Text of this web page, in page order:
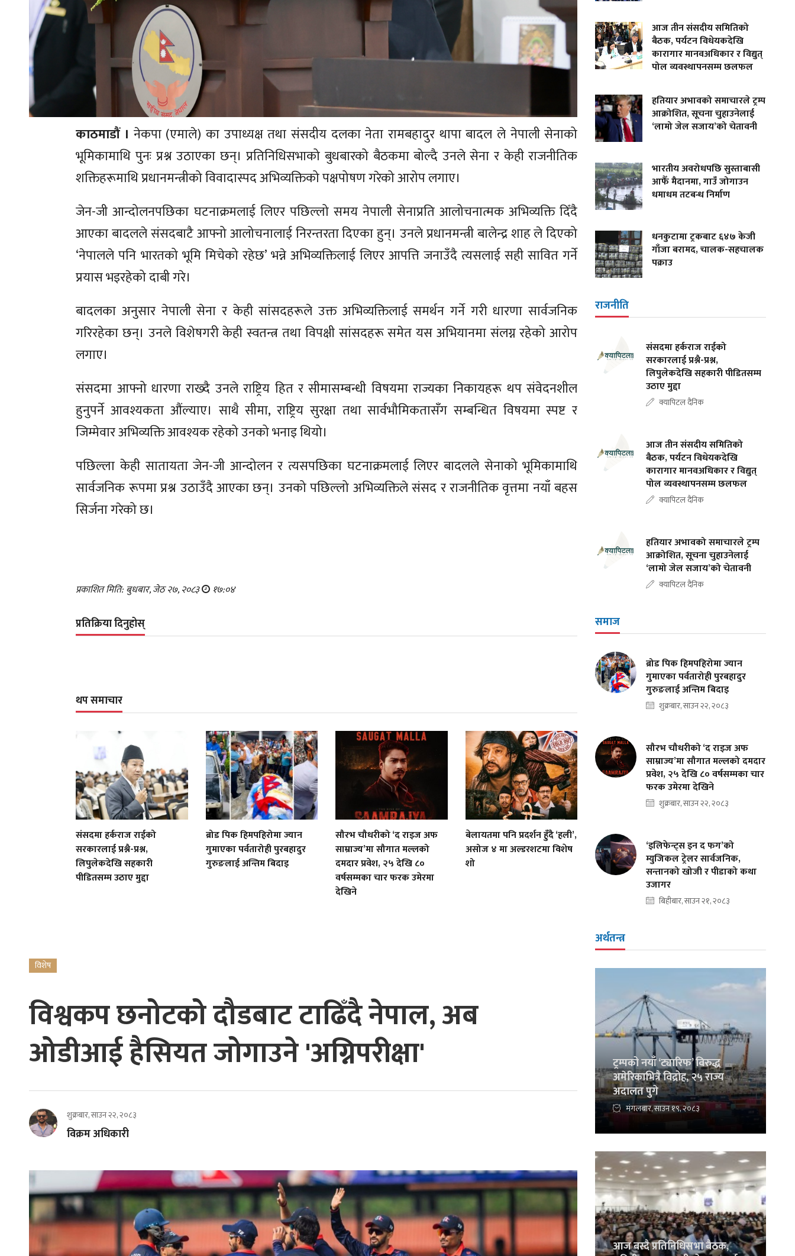
काठमाडौं । नेकपा (एमाले) का उपाध्यक्ष तथा संसदीय दलका नेता रामबहादुर थापा बादल ले नेपाली सेनाको
भूमिकामाथि पुनः प्रश्न उठाएका छन्। प्रतिनिधिसभाको बुधबारको बैठकमा बोल्दै उनले सेना र केही राजनीतिक
शक्तिहरूमाथि प्रधानमन्त्रीको विवादास्पद अभिव्यक्तिको पक्षपोषण गरेको आरोप लगाए।
जेन-जी आन्दोलनपछिका घटनाक्रमलाई लिएर पछिल्लो समय नेपाली सेनाप्रति आलोचनात्मक अभिव्यक्ति दिँदै
आएका बादलले संसदबाटै आफ्नो आलोचनालाई निरन्तरता दिएका हुन्। उनले प्रधानमन्त्री बालेन्द्र शाह ले दिएको
‘नेपालले पनि भारतको भूमि मिचेको रहेछ’ भन्ने अभिव्यक्तिलाई लिएर आपत्ति जनाउँदै त्यसलाई सही सावित गर्ने
प्रयास भइरहेको दाबी गरे।
बादलका अनुसार नेपाली सेना र केही सांसदहरूले उक्त अभिव्यक्तिलाई समर्थन गर्ने गरी धारणा सार्वजनिक
गरिरहेका छन्। उनले विशेषगरी केही स्वतन्त्र तथा विपक्षी सांसदहरू समेत यस अभियानमा संलग्न रहेको आरोप
लगाए।
संसदमा आफ्नो धारणा राख्दै उनले राष्ट्रिय हित र सीमासम्बन्धी विषयमा राज्यका निकायहरू थप संवेदनशील
हुनुपर्ने आवश्यकता औंल्याए। साथै सीमा, राष्ट्रिय सुरक्षा तथा सार्वभौमिकतासँग सम्बन्धित विषयमा स्पष्ट र
जिम्मेवार अभिव्यक्ति आवश्यक रहेको उनको भनाइ थियो।
पछिल्ला केही सातायता जेन-जी आन्दोलन र त्यसपछिका घटनाक्रमलाई लिएर बादलले सेनाको भूमिकामाथि
सार्वजनिक रूपमा प्रश्न उठाउँदै आएका छन्। उनको पछिल्लो अभिव्यक्तिले संसद र राजनीतिक वृत्तमा नयाँ बहस
सिर्जना गरेको छ।
प्रकाशित मिति: बुधबार, जेठ २७, २०८३ १७:०४
प्रतिक्रिया दिनुहोस्
थप समाचार
संसदमा हर्कराज राईको
सरकारलाई प्रश्नै-प्रश्न,
लिपुलेकदेखि सहकारी
पीडितसम्म उठाए मुद्दा
ब्रोड पिक हिमपहिरोमा ज्यान
गुमाएका पर्वतारोही पुरबहादुर
गुरुङलाई अन्तिम बिदाइ
सौरभ चौधरीको ‘द राइज अफ
साम्राज्य’मा सौगात मल्लको
दमदार प्रवेश, २५ देखि ८०
वर्षसम्मका चार फरक उमेरमा
देखिने
बेलायतमा पनि प्रदर्शन हुँदै ‘हली’,
असोज ४ मा अल्डरशटमा विशेष
शो
विशेष
विश्वकप छनोटको दौडबाट टाढिँदै नेपाल, अब
ओडीआई हैसियत जोगाउने 'अग्निपरीक्षा'
शुक्रबार, साउन २२, २०८३
विक्रम अधिकारी
आज तीन संसदीय समितिको
बैठक, पर्यटन विधेयकदेखि
कारागार मानवअधिकार र विद्युत्
पोल व्यवस्थापनसम्म छलफल
हतियार अभावको समाचारले ट्रम्प
आक्रोशित, सूचना चुहाउनेलाई
‘लामो जेल सजाय’को चेतावनी
भारतीय अवरोधपछि सुस्ताबासी
आफैँ मैदानमा, गाउँ जोगाउन
धमाधम तटबन्ध निर्माण
धनकुटामा ट्रकबाट ६४७ केजी
गाँजा बरामद, चालक-सहचालक
पक्राउ
राजनीति
संसदमा हर्कराज राईको
सरकारलाई प्रश्नै-प्रश्न,
लिपुलेकदेखि सहकारी पीडितसम्म
उठाए मुद्दा
क्यापिटल दैनिक
आज तीन संसदीय समितिको
बैठक, पर्यटन विधेयकदेखि
कारागार मानवअधिकार र विद्युत्
पोल व्यवस्थापनसम्म छलफल
क्यापिटल दैनिक
हतियार अभावको समाचारले ट्रम्प
आक्रोशित, सूचना चुहाउनेलाई
‘लामो जेल सजाय’को चेतावनी
क्यापिटल दैनिक
समाज
ब्रोड पिक हिमपहिरोमा ज्यान
गुमाएका पर्वतारोही पुरबहादुर
गुरुङलाई अन्तिम बिदाइ
शुक्रबार, साउन २२, २०८३
सौरभ चौधरीको ‘द राइज अफ
साम्राज्य’मा सौगात मल्लको दमदार
प्रवेश, २५ देखि ८० वर्षसम्मका चार
फरक उमेरमा देखिने
शुक्रबार, साउन २२, २०८३
‘इलिफेन्ट्स इन द फग’को
म्युजिकल ट्रेलर सार्वजनिक,
सन्तानको खोजी र पीडाको कथा
उजागर
बिहीबार, साउन २१, २०८३
अर्थतन्त्र
ट्रम्पको नयाँ ‘ट्यारिफ’ विरुद्ध
अमेरिकाभित्रै विद्रोह, २५ राज्य
अदालत पुगे
मंगलबार, साउन १९, २०८३
आज बस्दै प्रतिनिधिसभा बैठक,